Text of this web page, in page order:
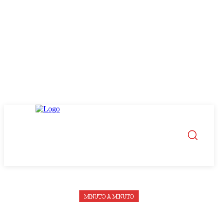
MINUTO A MINUTO